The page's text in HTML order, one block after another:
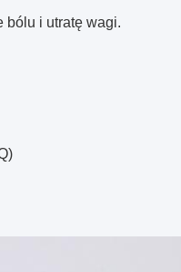
bólu i utratę wagi.